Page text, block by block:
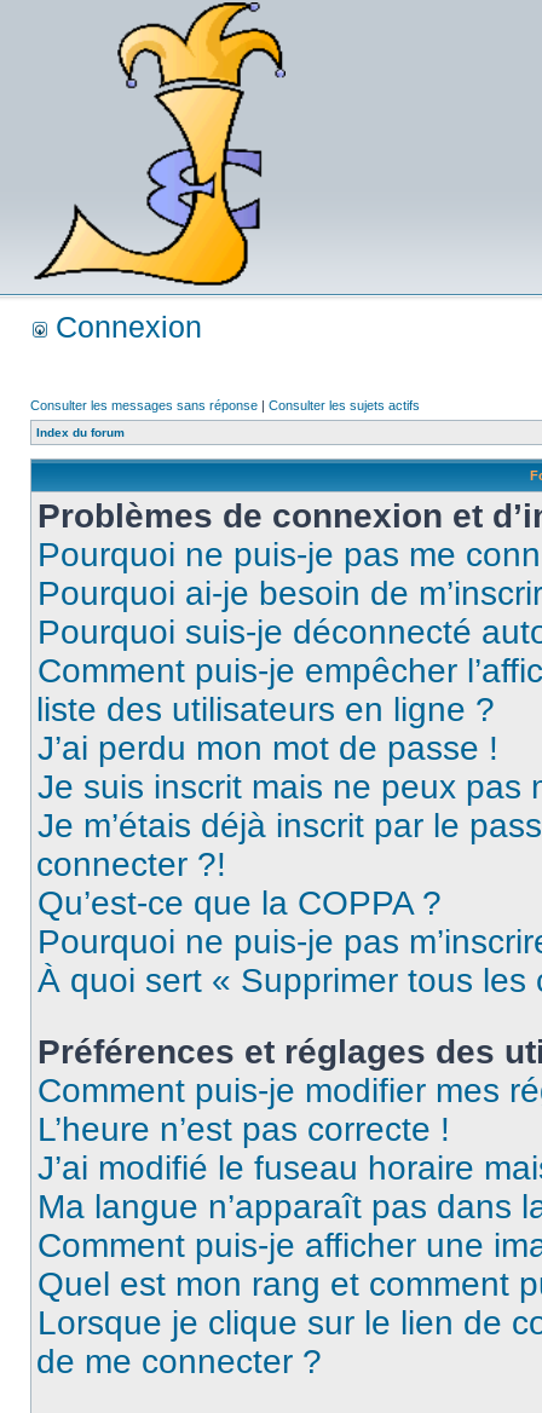
Connexion
Consulter les messages sans réponse | Consulter les sujets actifs
Index du forum
Problèmes de connexion et
Pourquoi ne puis-je pas me
Pourquoi ai-je besoin de
Pourquoi suis-je déconnecté
Comment puis-je empêcher
liste des utilisateurs en ligne ?
J’ai perdu mon mot de passe !
Je suis inscrit mais ne peux pas
Je m’étais déjà inscrit par le
connecter ?!
Qu’est-ce que la COPPA ?
Pourquoi ne puis-je pas
À quoi sert « Supprimer tous les
Préférences et réglages des
Comment puis-je modifier mes
L’heure n’est pas correcte !
J’ai modifié le fuseau horaire
Ma langue n’apparaît pas dans
Comment puis-je afficher une
Quel est mon rang et comment
Lorsque je clique sur le lien de
de me connecter ?